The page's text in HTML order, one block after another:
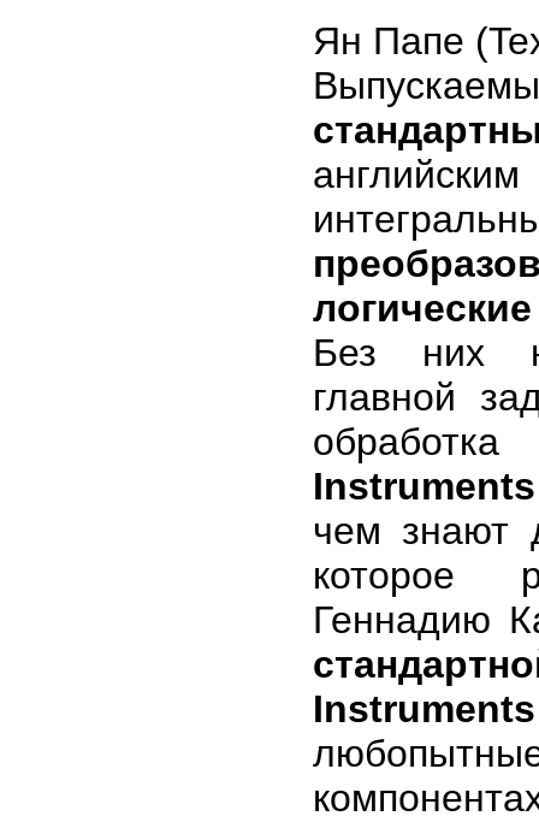
Ян Папе
Без них
главной
Instruments
чем знают
которое
Геннадию